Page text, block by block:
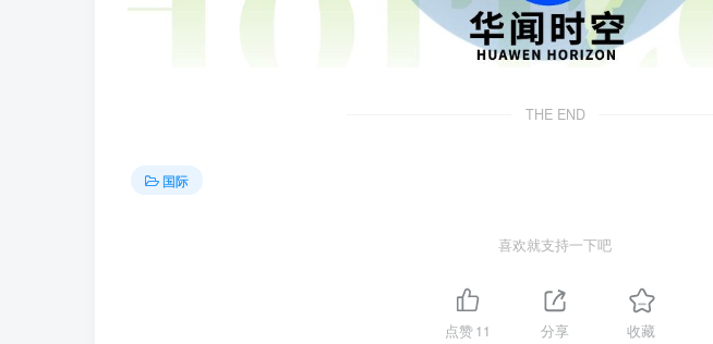
THE END
国际
喜欢就支持一下吧
点赞11 分享 收藏